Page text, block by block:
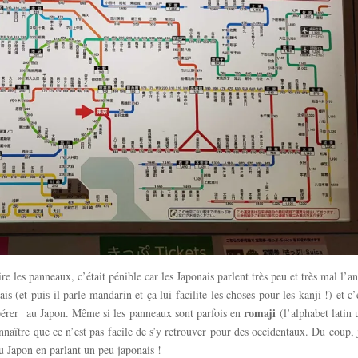
les panneaux, c’était pénible car les Japonais parlent très peu et très mal
(et puis il parle mandarin et ça lui facilite les choses pour les kanji !) et
au Japon. Même si les panneaux sont parfois enromaji (l’alphabet latin
que ce n’est pas facile de s’y retrouver pour des occidentaux. Du coup,
Japon en parlant un peu japonais !